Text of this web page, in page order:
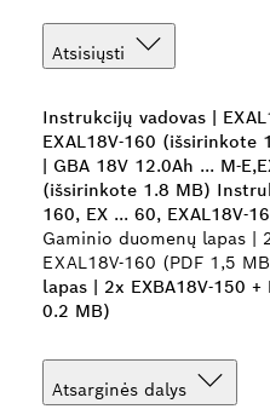
Atsisiųsti
Instrukcijų vadovas |
EXAL18V-160 (išsirinkote
| GBA 18V 12.0Ah ... M-
(išsirinkote 1.8 MB)
160, EX ... 60, EXAL18V-
Gaminio duomenų lapas |
EXAL18V-160 (PDF 1,5
lapas | 2x EXBA18V-150
0.2 MB)
Atsarginės dalys